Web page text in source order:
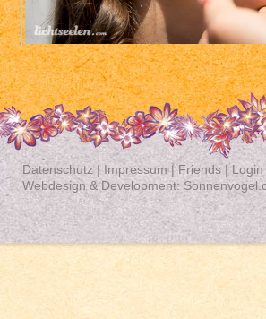
Datenschutz | Impressum|Friends|Login
Webdesign & Development: